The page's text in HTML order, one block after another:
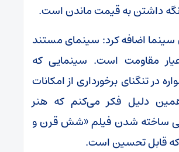
داشتن به قیمت ماندن است.
سینما اضافه کرد: سینمای مستند
مقاومت است. سینمایی که
در تنگنای برخورداری از امکانات
دلیل فکر می‌کنم که هنر
ساخته شدن فیلم «شش قرن و
قابل تحسین است.